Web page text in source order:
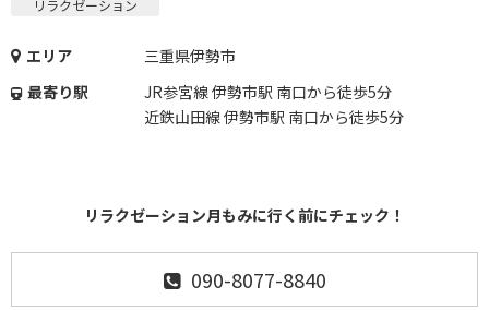
リラクゼーション
エリア
三重県伊勢市
最寄り駅
JR参宮線 伊勢市駅 南口から徒歩5分
近鉄山田線 伊勢市駅 南口から徒歩5分
リラクゼーション月もみに行く前にチェック！
090-8077-8840